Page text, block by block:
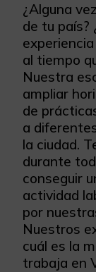
¿Alguna
de tu país?
al tiempo
Nuestra
ampliar
de
a
la ciudad.
durante
conseguir
actividad
por
Nuestros
cuál es la
trabaja en